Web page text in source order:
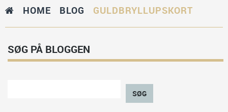
HOME BLOG GULDBRYLLUPSKORT
SØG PÅ BLOGGEN
SØG